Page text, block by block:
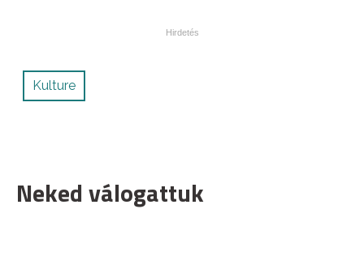
Kulture
Neked válogattuk